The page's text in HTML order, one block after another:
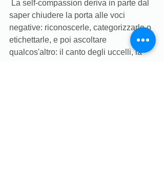
saper chiudere la porta alle voci
negative: riconoscerle, categorizzarle o
etichettarle, e poi ascoltare
qualcos'altro: il canto degli uccelli, la